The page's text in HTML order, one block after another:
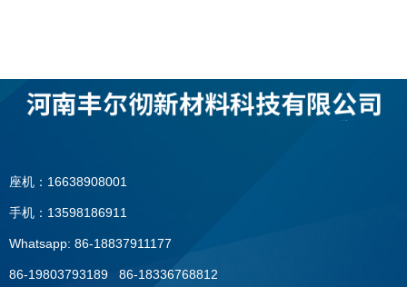
座机：16638908001
手机：13598186911
Whatsapp: 86-18837911177
86-19803793189 86-18336768812